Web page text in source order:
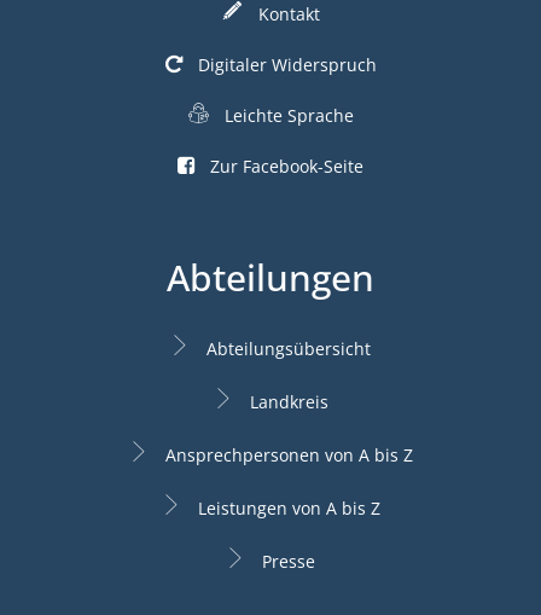
Kontakt
Digitaler Widerspruch
Leichte Sprache
Zur Facebook-Seite
Abteilungen
Abteilungsübersicht
Landkreis
Ansprechpersonen von A bis Z
Leistungen von A bis Z
Presse